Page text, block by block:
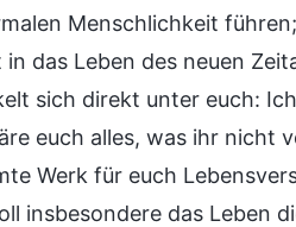
Menschlichkeit
das Leben des neuen
sich direkt unter euch:
euch alles, was ihr nicht
Werk für euch
insbesondere das Leben